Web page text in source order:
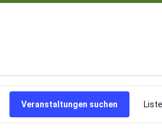
Veranstaltungen suchen Liste